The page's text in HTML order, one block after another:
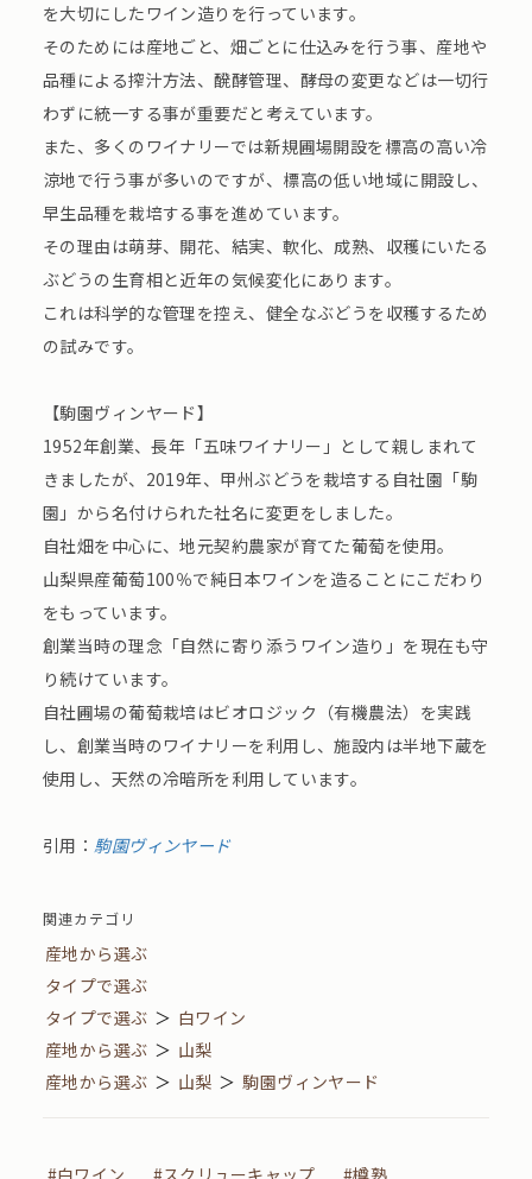
を大切にしたワイン造りを行っています。
そのためには産地ごと、畑ごとに仕込みを行う事、産地や
品種による搾汁方法、醗酵管理、酵母の変更などは一切行
わずに統一する事が重要だと考えています。
また、多くのワイナリーでは新規圃場開設を標高の高い冷
涼地で行う事が多いのですが、標高の低い地域に開設し、
早生品種を栽培する事を進めています。
その理由は萌芽、開花、結実、軟化、成熟、収穫にいたる
ぶどうの生育相と近年の気候変化にあります。
これは科学的な管理を控え、健全なぶどうを収穫するため
の試みです。
【駒園ヴィンヤード】
1952年創業、長年「五味ワイナリー」として親しまれて
きましたが、2019年、甲州ぶどうを栽培する自社園「駒
園」から名付けられた社名に変更をしました。
自社畑を中心に、地元契約農家が育てた葡萄を使用。
山梨県産葡萄100％で純日本ワインを造ることにこだわり
をもっています。
創業当時の理念「自然に寄り添うワイン造り」を現在も守
り続けています。
自社圃場の葡萄栽培はビオロジック（有機農法）を実践
し、創業当時のワイナリーを利用し、施設内は半地下蔵を
使用し、天然の冷暗所を利用しています。
引用：駒園ヴィンヤード
関連カテゴリ
産地から選ぶ
タイプで選ぶ
タイプで選ぶ ＞ 白ワイン
産地から選ぶ ＞ 山梨
産地から選ぶ ＞ 山梨 ＞ 駒園ヴィンヤード